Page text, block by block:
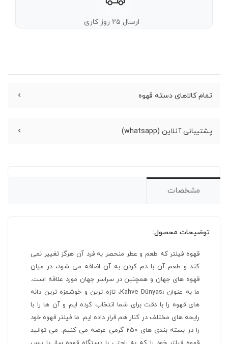
ارسال ۲۵ روز کاری
تمام کالاهای دسته قهوه
پشتیبانی آنلاین (whatsapp)
مشخصات
توضیحات محصول:
قهوه فیلتر که طعم و عطر منحصر به فرد آن هرگز تغییر نمی
کند و طعم آن با دم کردن به آن اضافه می شود، در میان
قهوه های جهان و همچنین در سراسر جهان مورد علاقه است.
ما به عنوان Kahve Dünyası، تازه ترین و خوشمزه ترین دانه
های قهوه را با دقت برای شما انتخاب کرده ایم و آن ها را با
رایحه های مختلف در کنار هم قرار داده ایم. ما فیلتر قهوه خود
را در بسته بندی های 250 گرمی عرضه می کنیم. می توانید